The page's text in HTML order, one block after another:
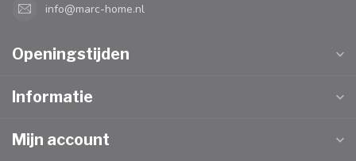
info@marc-home.nl
Openingstijden
Informatie
Mijn account